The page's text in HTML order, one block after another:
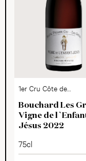
1er Cru Côte de
Beaune AOC
Bouchard Les
Vigne de
Jésus 2022
75cl